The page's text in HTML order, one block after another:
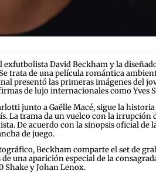
exfutbolista David Beckham y la
trata de una película romántica
presentó las primeras imágenes del
de lujo internacionales como Yves
junto a Gaëlle Macé, sigue la
La trama da un vuelco con la
De acuerdo con la sinopsis oficial
de juego.
Beckham comparte el set de
una aparición especial de la
Shake y Johan Lenox.